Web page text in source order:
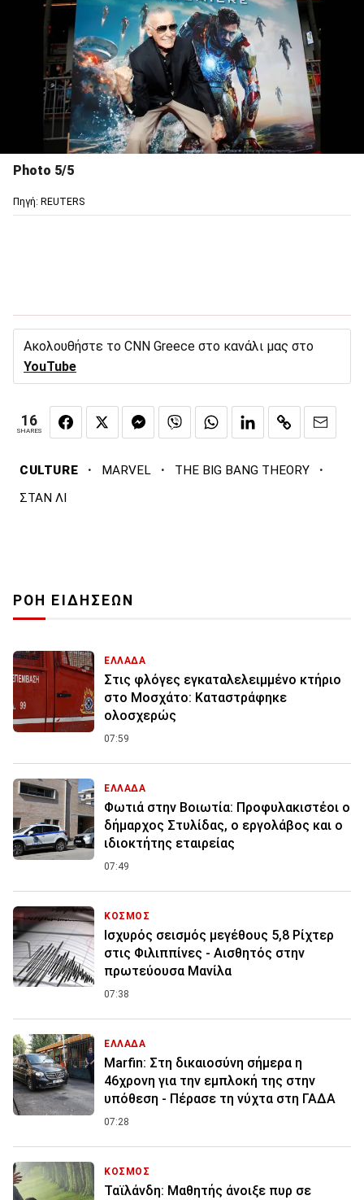
Photo 5/5
Πηγή: REUTERS
Ακολουθήστε το CNN Greece στο κανάλι μας στο
YouTube
16
SHARES
CULTURE · MARVEL · THE BIG BANG THEORY ·
ΣΤΑΝ ΛΙ
ΡΟΗ ΕΙΔΗΣΕΩΝ
ΕΛΛΑΔΑ
Στις φλόγες εγκαταλελειμμένο κτήριο
στο Μοσχάτο: Καταστράφηκε
ολοσχερώς
07:59
ΕΛΛΑΔΑ
Φωτιά στην Βοιωτία: Προφυλακιστέοι ο
δήμαρχος Στυλίδας, ο εργολάβος και ο
ιδιοκτήτης εταιρείας
07:49
ΚΟΣΜΟΣ
Ισχυρός σεισμός μεγέθους 5,8 Ρίχτερ
στις Φιλιππίνες - Αισθητός στην
πρωτεύουσα Μανίλα
07:38
ΕΛΛΑΔΑ
Marfin: Στη δικαιοσύνη σήμερα η
46χρονη για την εμπλοκή της στην
υπόθεση - Πέρασε τη νύχτα στη ΓΑΔΑ
07:28
ΚΟΣΜΟΣ
Ταϊλάνδη: Μαθητής άνοιξε πυρ σε